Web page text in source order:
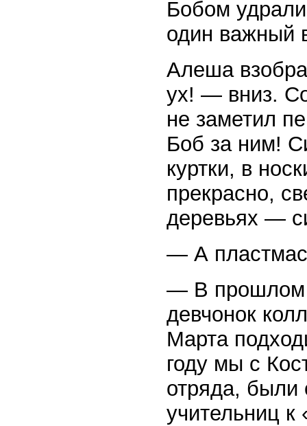
Бобом
один важный
Алеша
ух! — вниз.
не заметил
Боб за ним!
куртки, в
прекрасно,
деревьях —
— А
— В прошлом
девчонок
Марта
году мы с
отряда, были
учительниц к